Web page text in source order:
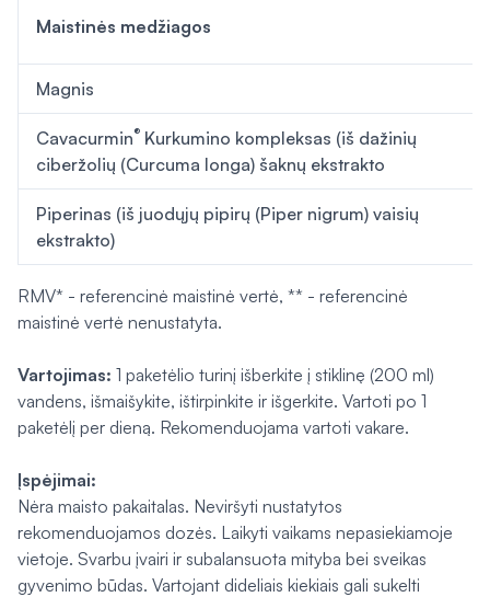
Maistinės medžiagos
Magnis
Cavacurmin® Kurkumino kompleksas (iš dažinių
ciberžolių (Curcuma longa) šaknų ekstrakto
Piperinas (iš juodųjų pipirų (Piper nigrum) vaisių
ekstrakto)
RMV* - referencinė maistinė vertė, ** - referencinė
maistinė vertė nenustatyta.
Vartojimas: 1 paketėlio turinį išberkite į stiklinę (200 ml)
vandens, išmaišykite, ištirpinkite ir išgerkite. Vartoti po 1
paketėlį per dieną. Rekomenduojama vartoti vakare.
Įspėjimai:
Nėra maisto pakaitalas. Neviršyti nustatytos
rekomenduojamos dozės. Laikyti vaikams nepasiekiamoje
vietoje. Svarbu įvairi ir subalansuota mityba bei sveikas
gyvenimo būdas. Vartojant dideliais kiekiais gali sukelti